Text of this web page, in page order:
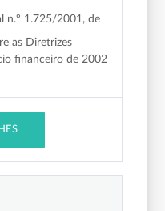
n.º 1.725/2001, de
as Diretrizes
financeiro de 2002